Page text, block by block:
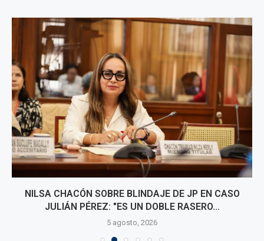
NILSA CHACÓN SOBRE BLINDAJE DE JP EN CASO
JULIÁN PÉREZ: "ES UN DOBLE RASERO...
5 agosto, 2026